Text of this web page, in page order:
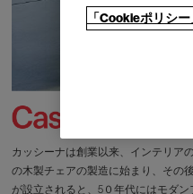
カッシーナは創業以来、インテリア
の木製チェアの製造に始まり、その
が設立されると、5０年代にはモダ
「Cookieポリシ